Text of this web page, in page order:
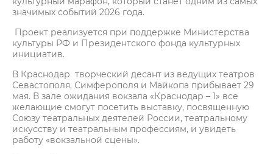
значимых событий 2026 года.
Проект реализуется при поддержке Министерства
культуры РФ и Президентского фонда культурных
инициатив.
В Краснодар творческий десант из ведущих театров
Севастополя, Симферополя и Майкопа прибывает 29
мая. В зале ожидания вокзала «Краснодар – 1» все
желающие смогут посетить выставку, посвященную
Союзу театральных деятелей России, театральному
искусству и театральным профессиям, и увидеть
работу «вокзальной сцены».